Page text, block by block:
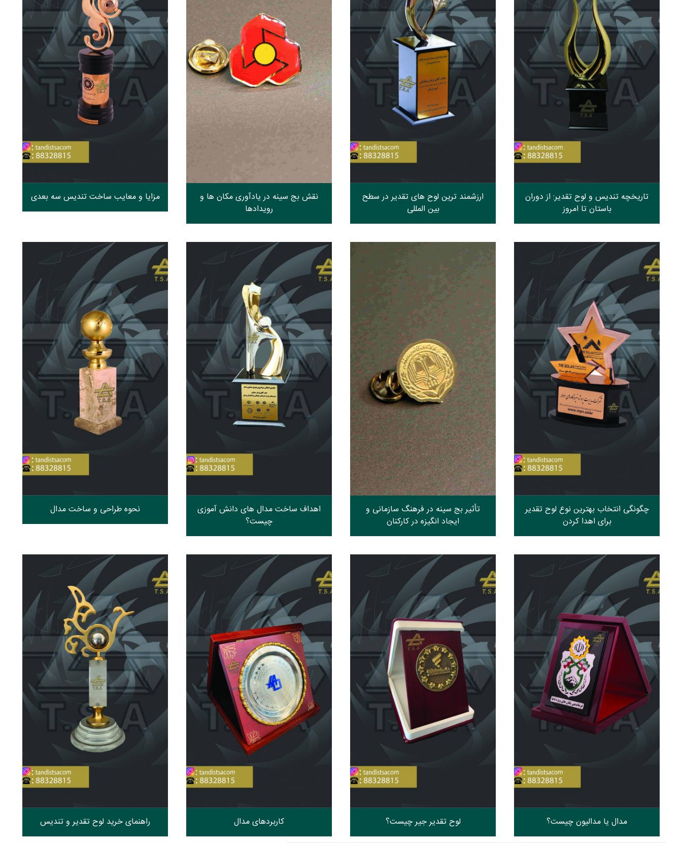
تاریخچه تندیس و لوح تقدیر: از دوران
باستان تا امروز
ارزشمند ترین لوح های تقدیر در سطح
بین المللی
نقش بج سینه در یادآوری مکان ها و
رویدادها
مزایا و معایب ساخت تندیس سه بعدی
چگونگی انتخاب بهترین نوع لوح تقدیر
برای اهدا کردن
تأثیر بج سینه در فرهنگ سازمانی و
ایجاد انگیزه در کارکنان
اهداف ساخت مدال های دانش آموزی
چیست؟
نحوه طراحی و ساخت مدال
مدال یا مدالیون چیست؟ لوح تقدیر جیر چیست؟ کاربردهای مدال راهنمای خرید لوح تقدیر و تندیس